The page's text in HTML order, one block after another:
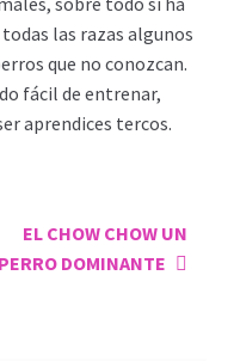
las razas algunos
que no conozcan.
fácil de entrenar,
aprendices tercos.
EL CHOW CHOW UN
PERRO DOMINANTE